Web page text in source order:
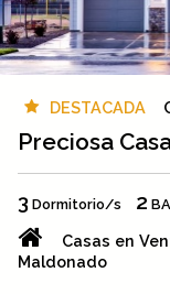
DESTACADA
Preciosa
3 Dormitorio/s 2
Casas en
Maldonado